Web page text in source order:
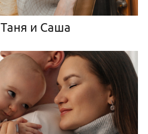
Таня и Саша